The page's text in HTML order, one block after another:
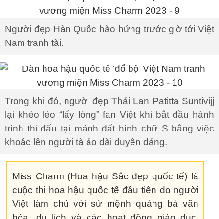
Người đẹp Hàn Quốc hào hứng trước giờ tới Việt
Nam tranh tài.
Trong khi đó, người đẹp Thái Lan Patitta Suntivijj
lại khéo léo “lấy lòng” fan Việt khi bắt đầu hành
trình thi đấu tại mảnh đất hình chữ S bằng việc
khoác lên người tà áo dài duyên dáng.
Miss Charm (Hoa hậu Sắc đẹp quốc tế) là
cuộc thi hoa hậu quốc tế đầu tiên do người
Việt làm chủ với sứ mệnh quảng bá văn